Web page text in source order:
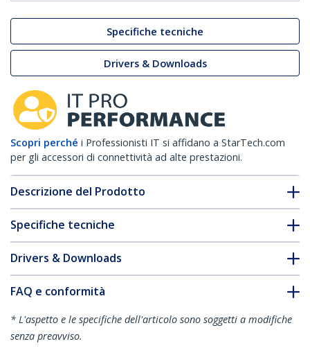
Specifiche tecniche
Drivers & Downloads
Scopri perché i Professionisti IT si affidano a StarTech.com
per gli accessori di connettività ad alte prestazioni.
Descrizione del Prodotto
Specifiche tecniche
Drivers & Downloads
FAQ e conformità
* L'aspetto e le specifiche dell'articolo sono soggetti a modifiche
senza preavviso.